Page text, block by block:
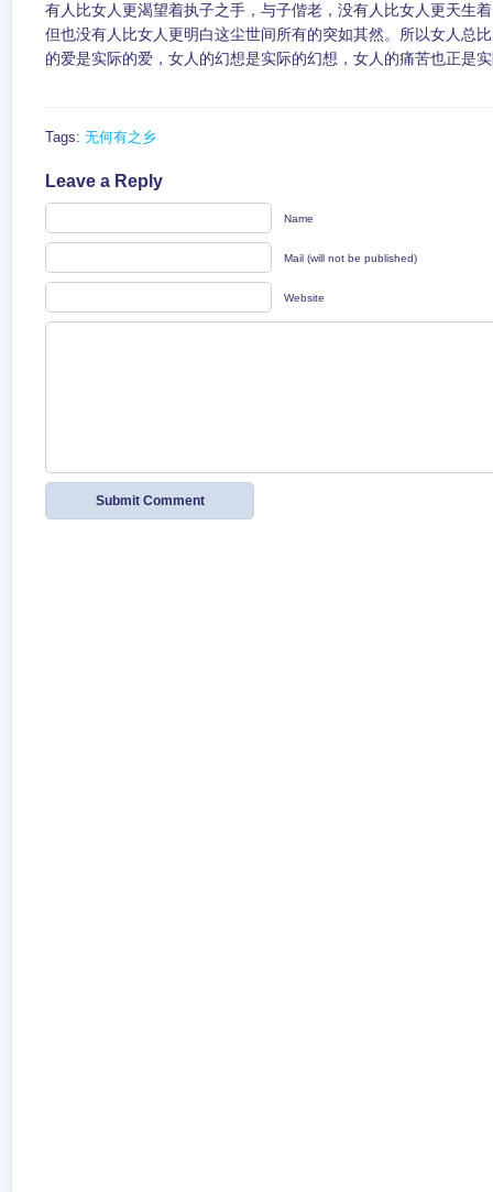
有人比女人更渴望着执子之手，与子偕老，没有人比女人更天生
但也没有人比女人更明白这尘世间所有的突如其然。所以女人总
的爱是实际的爱，女人的幻想是实际的幻想，女人的痛苦也正是
Tags: 无何有之乡
Leave a Reply
Name
Mail (will not be published)
Website